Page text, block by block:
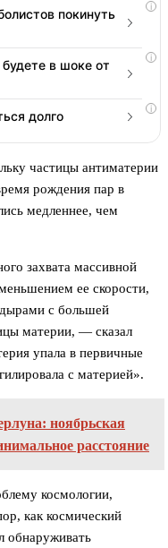
i
покинуть
i
в шоке от
i
долго
частицы антиматерии
рождения пар в
медленнее, чем
захвата массивной
ее скорости,
с большей
материи, — сказал
упала в первичные
с материей».
ноябрьская
расстояние
космологии,
как космический
обнаруживать